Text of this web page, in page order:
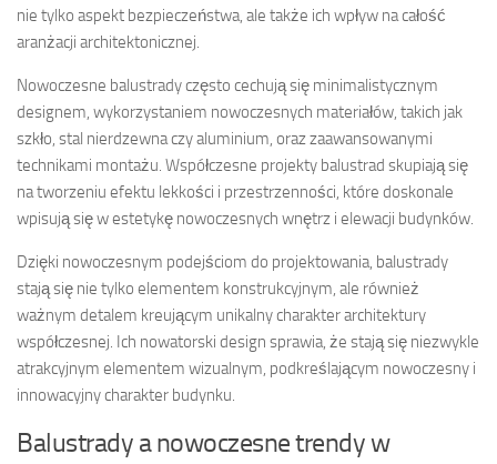
nie tylko aspekt bezpieczeństwa, ale także ich wpływ na całość
aranżacji architektonicznej.
Nowoczesne balustrady często cechują się minimalistycznym
designem, wykorzystaniem nowoczesnych materiałów, takich jak
szkło, stal nierdzewna czy aluminium, oraz zaawansowanymi
technikami montażu. Współczesne projekty balustrad skupiają się
na tworzeniu efektu lekkości i przestrzenności, które doskonale
wpisują się w estetykę nowoczesnych wnętrz i elewacji budynków.
Dzięki nowoczesnym podejściom do projektowania, balustrady
stają się nie tylko elementem konstrukcyjnym, ale również
ważnym detalem kreującym unikalny charakter architektury
współczesnej. Ich nowatorski design sprawia, że stają się niezwykle
atrakcyjnym elementem wizualnym, podkreślającym nowoczesny i
innowacyjny charakter budynku.
Balustrady a nowoczesne trendy w